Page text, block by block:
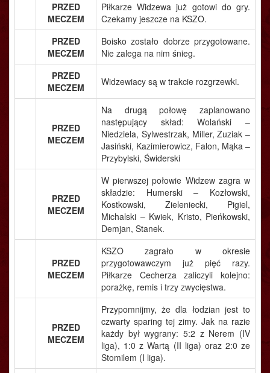
PRZED
MECZEM
Piłkarze Widzewa już gotowi do gry.
Czekamy jeszcze na KSZO.
PRZED
MECZEM
Boisko zostało dobrze przygotowane.
Nie zalega na nim śnieg.
PRZED
MECZEM
Widzewiacy są w trakcie rozgrzewki.
PRZED
MECZEM
Na drugą połowę zaplanowano
następujący skład: Wolański –
Niedziela, Sylwestrzak, Miller, Zuziak –
Jasiński, Kazimierowicz, Falon, Mąka –
Przybylski, Świderski
PRZED
MECZEM
W pierwszej połowie Widzew zagra w
składzie: Humerski – Kozłowski,
Kostkowski, Zieleniecki, Pigiel,
Michalski – Kwiek, Kristo, Pieńkowski,
Demjan, Stanek.
PRZED
MECZEM
KSZO zagrało w okresie
przygotowawczym już pięć razy.
Piłkarze Cecherza zaliczyli kolejno:
porażkę, remis i trzy zwycięstwa.
PRZED
MECZEM
Przypomnijmy, że dla łodzian jest to
czwarty sparing tej zimy. Jak na razie
każdy był wygrany: 5:2 z Nerem (IV
liga), 1:0 z Wartą (II liga) oraz 2:0 ze
Stomilem (I liga).